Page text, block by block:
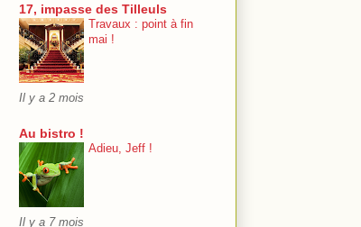
17, impasse des Tilleuls
Travaux : point à fin
mai !
Il y a 2 mois
Au bistro !
Adieu, Jeff !
Il y a 7 mois